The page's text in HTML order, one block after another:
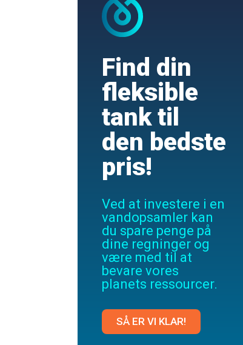
Find din
fleksible
tank til
den bedste
pris!
Ved at investere i en
vandopsamler kan
du spare penge på
dine regninger og
være med til at
bevare vores
planets ressourcer.
SÅ ER VI KLAR!